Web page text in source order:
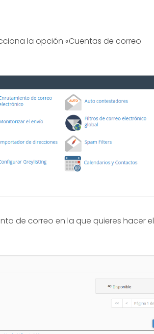
la opción «Cuentas de correo
de correo en la que quieres hacer el